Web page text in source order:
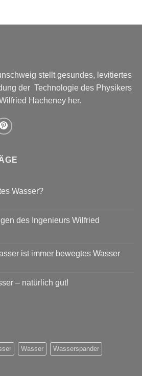
stellt gesundes, levitiertes
der Technologie des Physikers
Hacheney her.
Wasser?
des Ingenieurs Wilfried
ist immer bewegtes Wasser
– natürlich gut!
Wasser Wasserspander